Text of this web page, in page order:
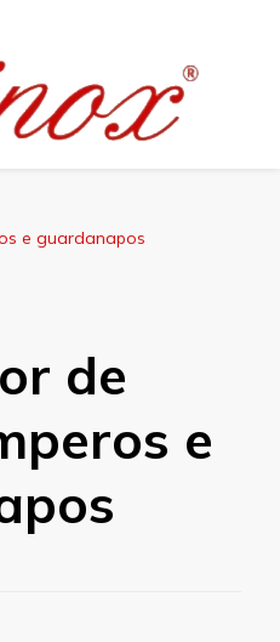
e guardanapos
de
e